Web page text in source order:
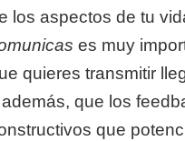
los aspectos de tu
es muy
quieres transmitir
que los
que